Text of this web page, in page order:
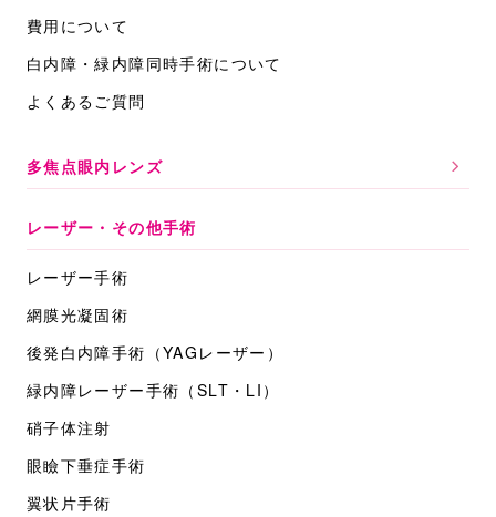
費用について
白内障・緑内障同時手術について
よくあるご質問
多焦点眼内レンズ
レーザー・その他手術
レーザー手術
網膜光凝固術
後発白内障手術 （YAGレーザー）
緑内障レーザー手術 （SLT・LI）
硝子体注射
眼瞼下垂症手術
翼状片手術